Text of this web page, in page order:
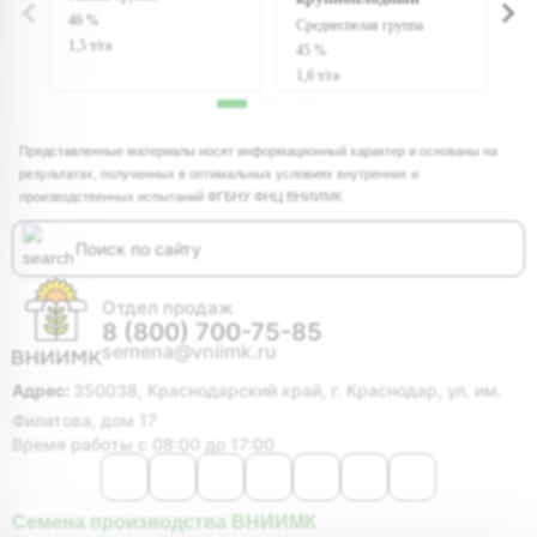
46 %
1,5 т/га
Среднеспелая группа
45 %
1,6 т/га
Представленные материалы носят информационный характер и основаны на
результатах, полученных в оптимальных условиях внутренних и
производственных испытаний ФГБНУ ФНЦ ВНИИМК
Отдел продаж
8 (800) 700-75-85
semena@vniimk.ru
Адрес:
350038, Краснодарский край, г. Краснодар, ул. им.
Филатова, дом 17
Время работы с 08:00 до 17:00
Семена производства ВНИИМК